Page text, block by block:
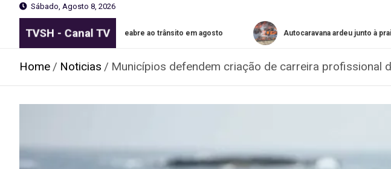
Sábado, Agosto 8, 2026
TVSH - Canal TV
em Matosinhos reabre ao trânsito em agosto Autocaravana ardeu junto à praia do Cabo
Home Noticias Municípios defendem criação de carreira profissional